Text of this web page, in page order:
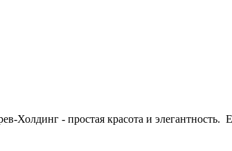
Холдинг - простая красота и элегантность.